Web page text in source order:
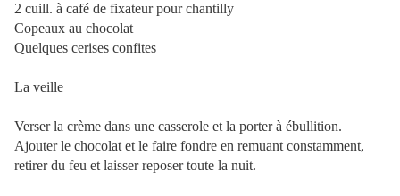
2 cuill. à café de fixateur pour chantilly
Copeaux au chocolat
Quelques cerises confites
La veille
Verser la crème dans une casserole et la porter à ébullition.
Ajouter le chocolat et le faire fondre en remuant constamment,
retirer du feu et laisser reposer toute la nuit.